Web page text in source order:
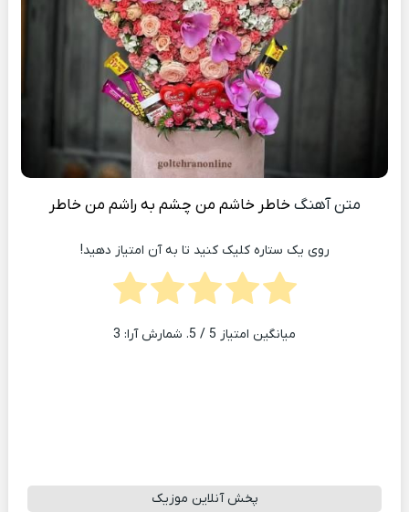
متن آهنگخاطر خاشم من چشم به راشم من خاطر
روی یک ستاره کلیک کنید تا به آن امتیاز دهید!
میانگین امتیاز 5 / 5. شمارش آرا: 3
پخش آنلاین موزیک